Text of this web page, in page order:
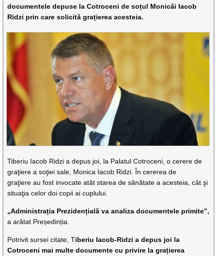
documentele depuse la Cotroceni de soțul Monicăi Iacob
Ridzi prin care solicită grațierea acesteia.
Tiberiu Iacob Ridzi a depus joi, la Palatul Cotroceni, o cerere de
graţiere a soţiei sale, Monica Iacob Ridzi. În cererea de
graţiere au fost invocate atât starea de sănătate a acesteia, cât şi
situaţia celor doi copii ai cuplului.
„Administrația Prezidențială va analiza documentele primite”,
a arătat Președinția.
Potrivit sursei citate, Tiberiu Iacob-Ridzi a depus joi la
Cotroceni mai multe documente cu privire la grațierea